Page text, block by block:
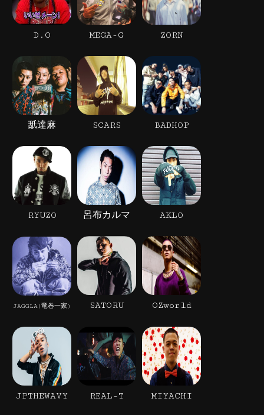
D.O MEGA-G ZORN
舐達麻 SCARS BADHOP
RYUZO 呂布カルマ AKLO
JAGGLA(竜巻一家) SATORU OZworld
JPTHEWAVY REAL-T MIYACHI